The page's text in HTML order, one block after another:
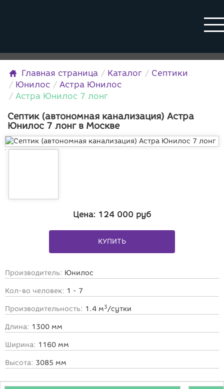
Главная страница Каталог
Септики
Юнилос
Астра Юнилос
Астра Юнилос 7 лонг
Септик (автономная канализация) Астра
Юнилос 7 лонг в Москве
Цена: 124 000 руб
КУПИТЬ
Производитель: Юнилос
Кол-во человек: 1 - 7
Производительность: 1.4 м3/сутки
Длина: 1300 мм
Ширина: 1160 мм
Высота: 3085 мм